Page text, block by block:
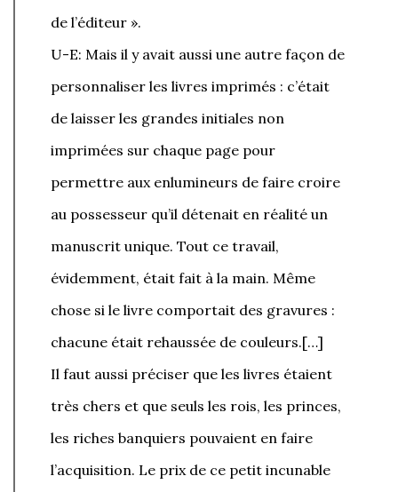
de l’éditeur ».
U-E: Mais il y avait aussi une autre façon de
personnaliser les livres imprimés : c’était
de laisser les grandes initiales non
imprimées sur chaque page pour
permettre aux enlumineurs de faire croire
au possesseur qu’il détenait en réalité un
manuscrit unique. Tout ce travail,
évidemment, était fait à la main. Même
chose si le livre comportait des gravures :
chacune était rehaussée de couleurs.[…]
Il faut aussi préciser que les livres étaient
très chers et que seuls les rois, les princes,
les riches banquiers pouvaient en faire
l’acquisition. Le prix de ce petit incunable